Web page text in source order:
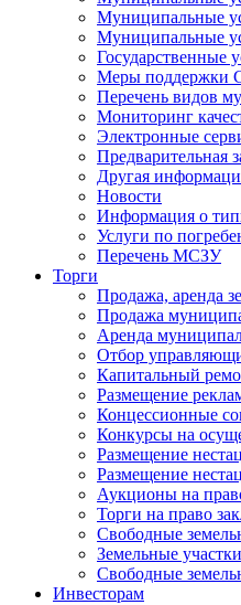
Муниципальные
Муниципальные
Государственные
Меры поддержки
Перечень видов
Мониторинг
Электронные
Предварительная
Другая
Новости
Информация о
Услуги по
Перечень МСЗУ
Торги
Продажа, аренда
Продажа
Аренда
Отбор
Капитальный
Размещение
Концессионные
Конкурсы на
Размещение
Размещение
Аукционы на
Торги на право
Свободные
Земельные
Свободные
Инвесторам